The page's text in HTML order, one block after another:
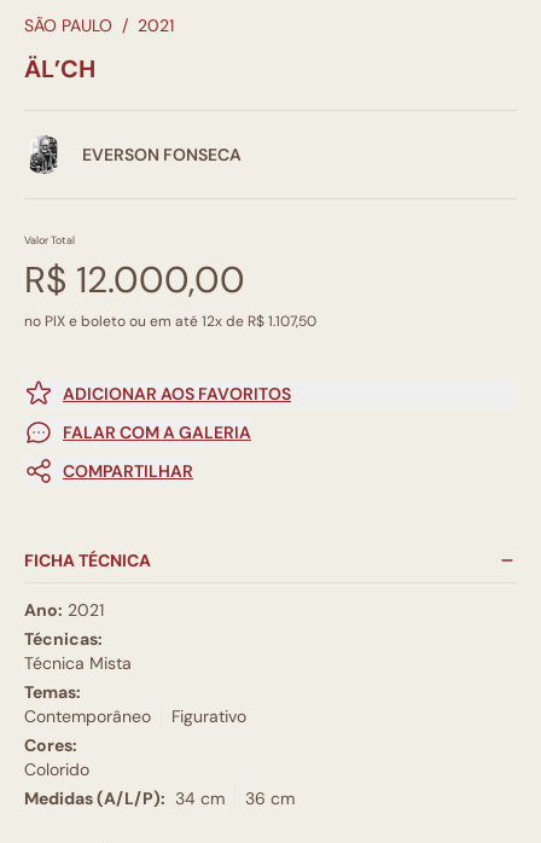
SÃO PAULO / 2021
ÄL’CH
EVERSON FONSECA
Valor Total
R$ 12.000,00
no PIX e boleto ou em até 12x de R$ 1.107,50
ADICIONAR AOS FAVORITOS
FALAR COM A GALERIA
COMPARTILHAR
FICHA TÉCNICA
Ano: 2021
Técnicas:
Técnica Mista
Temas:
Contemporâneo
Figurativo
Cores:
Colorido
Medidas (A/L/P): 34 cm 36 cm